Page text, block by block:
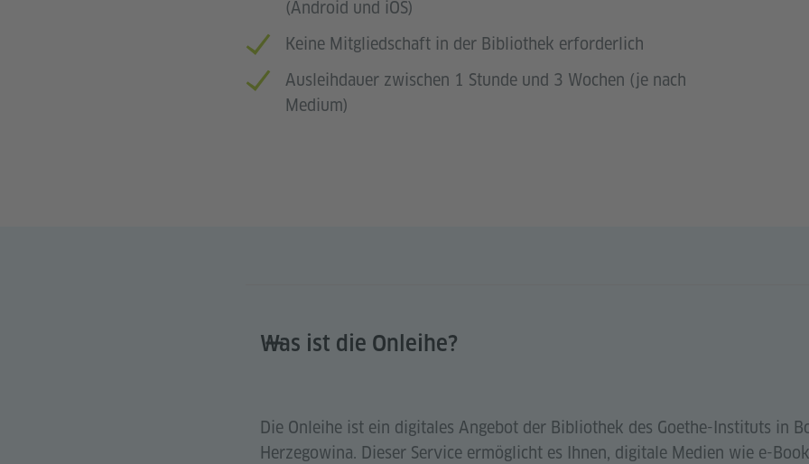
(Android und iOS)
Keine Mitgliedschaft in der Bibliothek erforderlich
Ausleihdauer zwischen 1 Stunde und 3 Wochen (je nach
Medium)
Was ist die Onleihe?
Die Onleihe ist ein digitales Angebot der Bibliothek des Goethe-Instituts in
Herzegowina. Dieser Service ermöglicht es Ihnen, digitale Medien wie e-